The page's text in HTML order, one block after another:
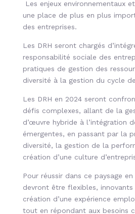
Les enjeux environnementaux
une place de plus en plus
des entreprises.
Les DRH seront chargés
responsabilité sociale des
pratiques de gestion des
diversité à la gestion du cycle
Les DRH en 2024 seront
défis complexes, allant de la
d’œuvre hybride à l’intégration
émergentes, en passant par la
diversité, la gestion de la
création d’une culture
Pour réussir dans ce paysage
devront être flexibles, innovants
création d’une expérience
tout en répondant aux besoins